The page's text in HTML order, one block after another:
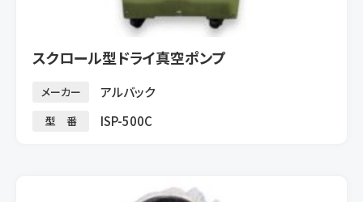
スクロール型ドライ真空ポンプ
メーカー アルバック
型 番 ISP-500C